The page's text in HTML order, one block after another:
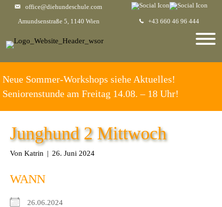
office@diehundeschule.com
+43 660 46 96 444
Amundsenstraße 5, 1140 Wien
Neue Sommer-Workshops siehe Aktuelles!
Seniorenstunde am Freitag 14.08. – 18 Uhr!
Junghund 2 Mittwoch
Von Katrin | 26. Juni 2024
WANN
26.06.2024